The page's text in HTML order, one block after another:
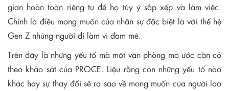
gian hoàn toàn riêng tư để họ tùy ý sắp xếp và làm việc.
Chính là điều mong muốn của nhân sự đặc biệt là với thế hệ
Gen Z những người đi làm vì đam mê.
Trên đây là những yếu tố mà một văn phòng mơ ước cần có
theo khảo sát của PROCE. Liệu rằng còn những yếu tố nào
khác hay sự thay đổi sẽ ra sao về mong muốn của người lao